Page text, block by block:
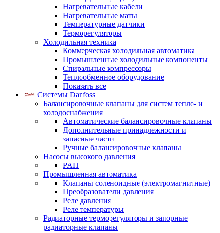
Нагревательные кабели
Нагревательные маты
Температурные датчики
Терморегуляторы
Холодильная техника
Коммерческая холодильная автоматика
Промышленные холодильные компоненты
Спиральные компрессоры
Теплообменное оборудование
Показать все
Системы Danfoss
Балансировочные клапаны для систем тепло- и
холодоснабжения
Автоматические балансировочные клапаны
Дополнительные принадлежности и
запасные части
Ручные балансировочные клапаны
Насосы высокого давления
PAH
Промышленная автоматика
Клапаны соленоидные (электромагнитные)
Преобразователи давления
Реле давления
Реле температуры
Радиаторные терморегуляторы и запорные
радиаторные клапаны